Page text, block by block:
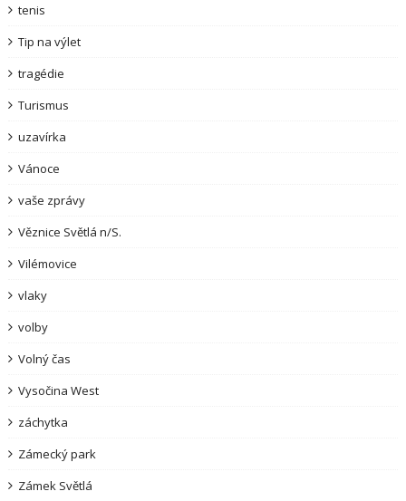
tenis
Tip na výlet
tragédie
Turismus
uzavírka
Vánoce
vaše zprávy
Věznice Světlá n/S.
Vilémovice
vlaky
volby
Volný čas
Vysočina West
záchytka
Zámecký park
Zámek Světlá